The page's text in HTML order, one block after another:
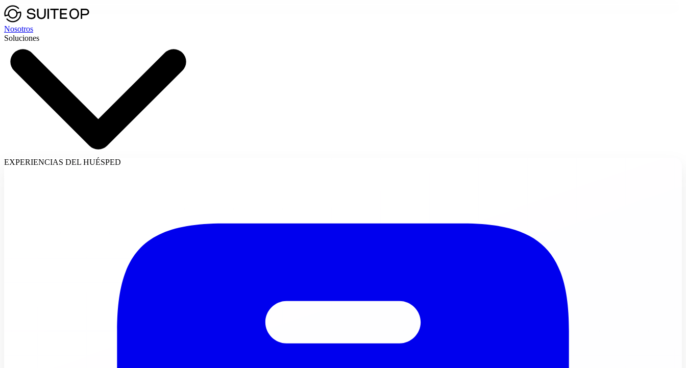
Nosotros
Soluciones
EXPERIENCIAS DEL HUÉSPED